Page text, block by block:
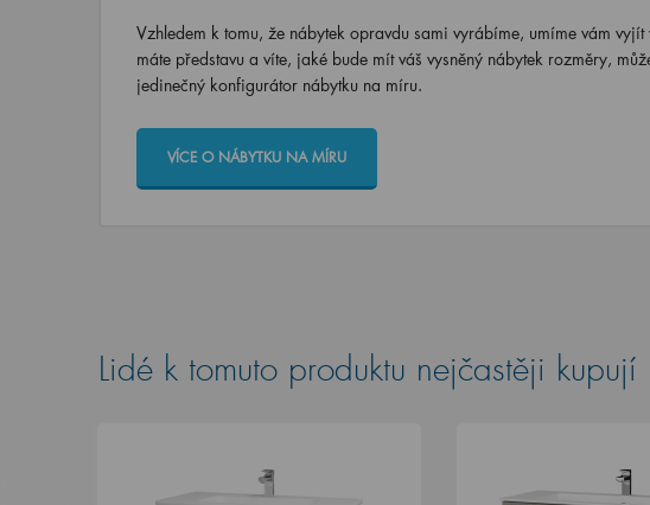
Vzhledem k tomu, že nábytek opravdu sami vyrábíme, umíme vám vyjít
máte představu a víte, jaké bude mít váš vysněný nábytek rozměry,
jedinečný konfigurátor nábytku na míru.
VÍCE O NÁBYTKU NA MÍRU
Lidé k tomuto produktu nejčastěji kupují